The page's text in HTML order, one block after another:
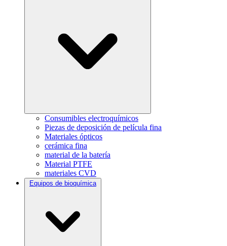
Consumibles electroquímicos
Piezas de deposición de película fina
Materiales ópticos
cerámica fina
material de la batería
Material PTFE
materiales CVD
Equipos de bioquímica